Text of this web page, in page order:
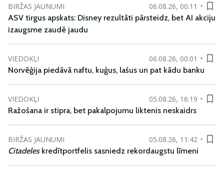
BIRŽAS JAUNUMI
06.08.26, 00:11
ASV tirgus apskats: Disney rezultāti pārsteidz, bet AI akciju
izaugsme zaudē jaudu
VIEDOKĻI
06.08.26, 00:01
Norvēģija piedāvā naftu, kuģus, lašus un pat kādu banku
VIEDOKĻI
05.08.26, 16:19
Ražošana ir stipra, bet pakalpojumu liktenis neskaidrs
BIRŽAS JAUNUMI
05.08.26, 11:42
Citadeleskredītportfelis sasniedz rekordaugstu līmeni